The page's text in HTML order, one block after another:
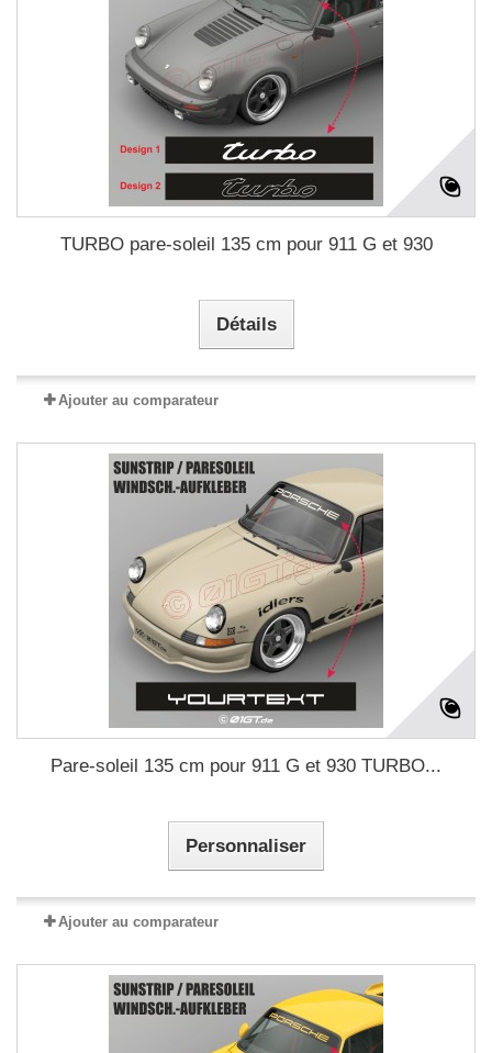
TURBO pare-soleil 135 cm pour 911 G et 930
Détails
Ajouter au comparateur
Pare-soleil 135 cm pour 911 G et 930 TURBO...
Personnaliser
Ajouter au comparateur